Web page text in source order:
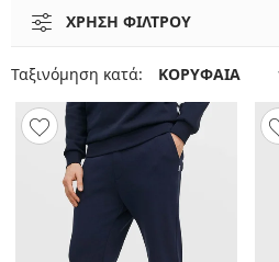
θερμοκρασίες. Τα ανδρικά παντελόνια
ΧΡΗΣΗ ΦΙΛΤΡΟΥ
Ταξινόμηση κατά: ΚΟΡΥΦΑΙΑ